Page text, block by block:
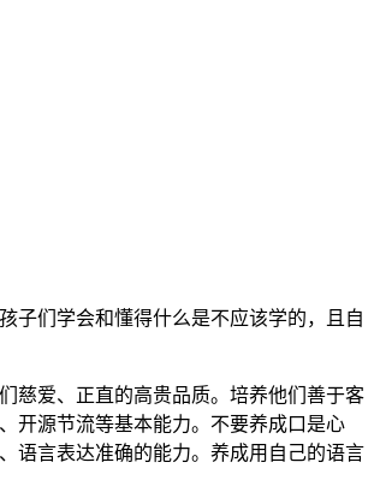
子们学会和懂得什么是不应该学的，且自
慈爱、正直的高贵品质。培养他们善于客
开源节流等基本能力。不要养成口是心
语言表达准确的能力。养成用自己的语言